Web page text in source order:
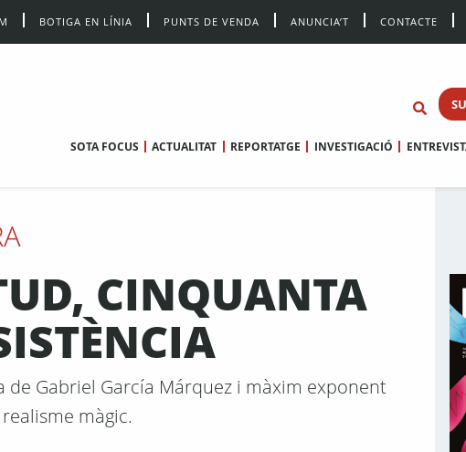
BOTIGA EN LÍNIA PUNTS DE VENDA ANUNCIA’T CONTACTE
SOTA FOCUS ACTUALITAT REPORTATGE INVESTIGACIÓ
CINQUANTA
Gabriel García Márquez i màxim exponent
màgic.